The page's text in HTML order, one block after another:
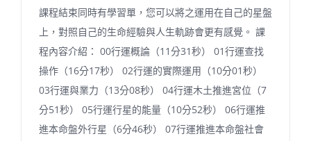
課程結束同時有學習單，您可以將之運用在自己的星盤
上，對照自己的生命經驗與人生軌跡會更有感覺。 課
程內容介紹： 00行運概論（11分31秒） 01行運查找
操作（16分17秒） 02行運的實際運用（10分01秒）
03行運與業力（13分08秒） 04行運木土推進宮位（7
分51秒） 05行運行星的能量（10分52秒） 06行運推
進本命盤外行星（6分46秒） 07行運推進本命盤社會